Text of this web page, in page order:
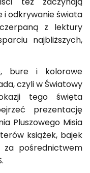
i odkrywanie świata
z lektury
najbliższych,
bure i kolorowe
czyli w Światowy
tego święta
prezentację
Pluszowego Misia
książek, bajek
pośrednictwem